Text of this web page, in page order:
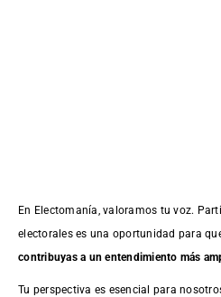
En Electomanía, valoramos tu voz.
electorales es una oportunidad para
contribuyas a un entendimiento más
Tu perspectiva es esencial para